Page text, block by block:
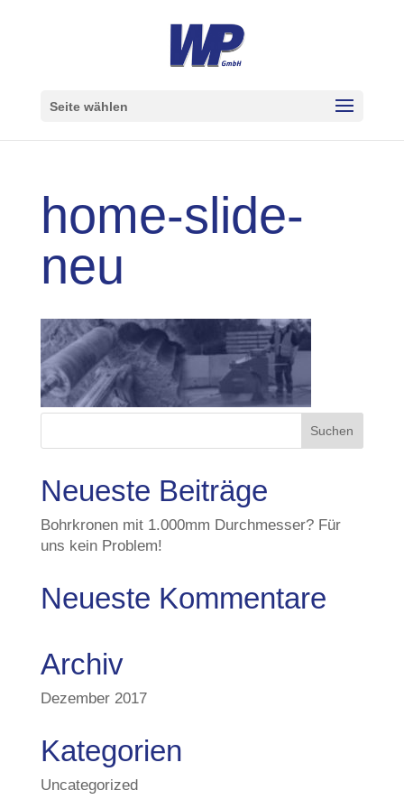
Seite wählen
home-slide-
neu
Neueste Beiträge
Bohrkronen mit 1.000mm Durchmesser? Für
uns kein Problem!
Neueste Kommentare
Archiv
Dezember 2017
Kategorien
Uncategorized